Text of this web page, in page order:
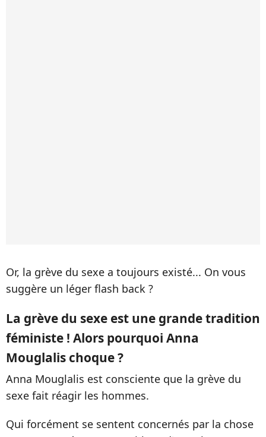
Or, la grève du sexe a toujours existé... On vous
suggère un léger flash back ?
La grève du sexe est une grande tradition
féministe ! Alors pourquoi Anna
Mouglalis choque ?
Anna Mouglalis est consciente que la grève du
sexe fait réagir les hommes.
Qui forcément se sentent concernés par la chose